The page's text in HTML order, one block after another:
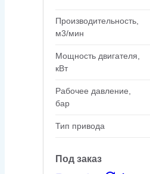
Производительность,
м3/мин
Мощность двигателя,
кВт
Рабочее давление,
бар
Тип привода
Под заказ